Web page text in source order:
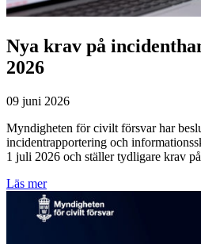
Nya krav på
2026
09 juni 2026
Myndigheten för civilt försvar har
incidentrapportering och
1 juli 2026 och ställer tydligare krav
Läs mer